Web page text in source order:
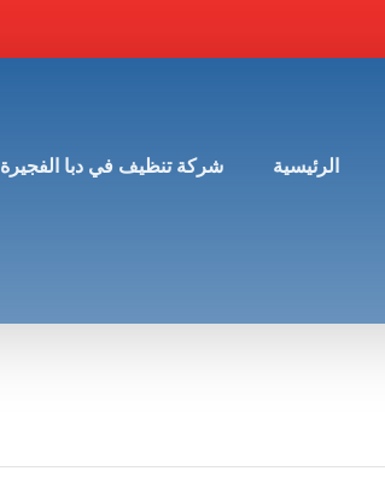
الرئيسية شركة تنظيف في دبا الفجيرة